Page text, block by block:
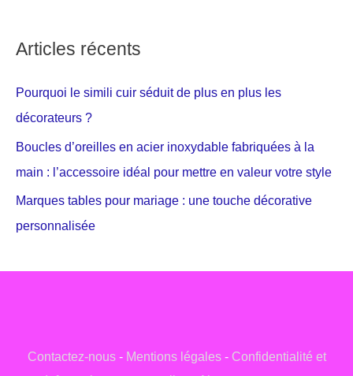
Articles récents
Pourquoi le simili cuir séduit de plus en plus les
décorateurs ?
Boucles d’oreilles en acier inoxydable fabriquées à la
main : l’accessoire idéal pour mettre en valeur votre style
Marques tables pour mariage : une touche décorative
personnalisée
Contactez-nous- Mentions légales- Confidentialité et